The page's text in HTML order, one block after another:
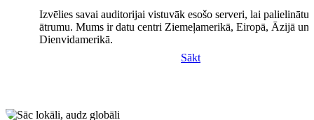
Izvēlies savai auditorijai vistuvāk esošo serveri, lai palielinātu
ātrumu. Mums ir datu centri Ziemeļamerikā, Eiropā, Āzijā un
Dienvidamerikā.
Sākt